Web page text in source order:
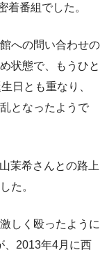
着番組でした。
への問い合わせの
状態で、もうひと
日とも重なり、
となったようで
茉希さんとの路上
た。
しく殴ったように
、2013年4月に西